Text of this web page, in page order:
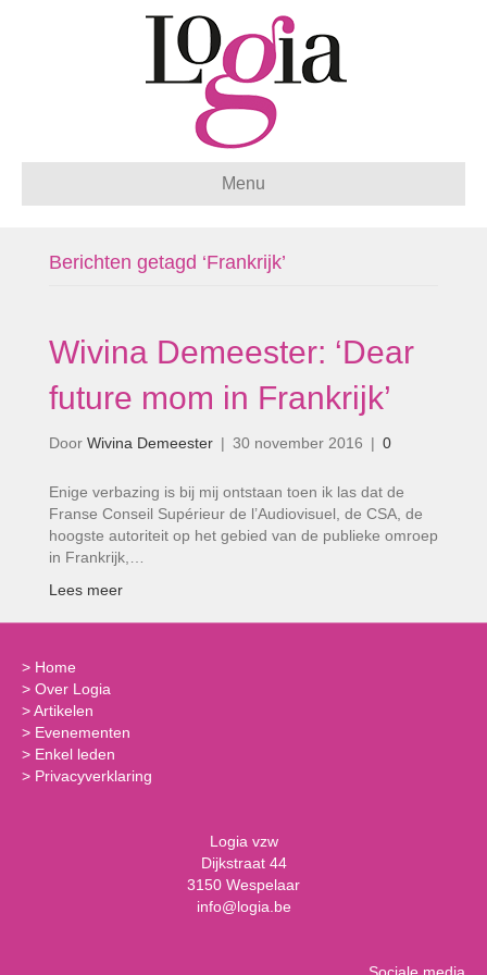
Menu
Berichten getagd ‘Frankrijk’
Wivina Demeester: ‘Dear
future mom in Frankrijk’
Door Wivina Demeester | 30 november 2016 | 0
Enige verbazing is bij mij ontstaan toen ik las dat de
Franse Conseil Supérieur de l’Audiovisuel, de CSA, de
hoogste autoriteit op het gebied van de publieke omroep
in Frankrijk,…
Lees meer
> Home
> Over Logia
>Artikelen
> Evenementen
> Enkel leden
> Privacyverklaring
Logia vzw
Dijkstraat 44
3150 Wespelaar
info@logia.be